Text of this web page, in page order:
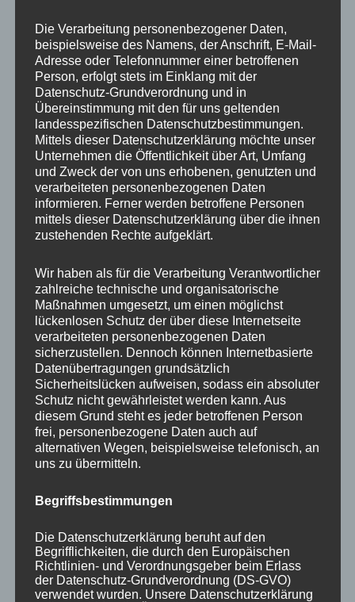
Besonders beeindruckend ist die Herdeweißes
Rotwild, die natürlich in dieser Form nicht
überall zu finden ist. Man ruhte bei meinem
Besuch, der Eindruck war dennoch
überwältigend.
Natürlich darf in einem Wildpark auch
Schwarzwildnicht fehlen und das tut es in
Eekholt auch nicht. Irgendwie hatte ich bei den
Wildschweinen nicht so die Geduld, sonst
wären sicher noch schönere Bilder zu Stande
gekommen.
Die Verarbeitung personenbezogener Daten,
beispielsweise des Namens, der Anschrift, E-Mail-
Adresse oder Telefonnummer einer betroffenen
Person, erfolgt stets im Einklang mit der
Datenschutz-Grundverordnung und in
Übereinstimmung mit den für uns geltenden
landesspezifischen Datenschutzbestimmungen.
Mittels dieser Datenschutzerklärung möchte unser
Unternehmen die Öffentlichkeit über Art, Umfang
und Zweck der von uns erhobenen, genutzten und
verarbeiteten personenbezogenen Daten
informieren. Ferner werden betroffene Personen
mittels dieser Datenschutzerklärung über die ihnen
zustehenden Rechte aufgeklärt.
Wir haben als für die Verarbeitung Verantwortlicher
zahlreiche technische und organisatorische
Maßnahmen umgesetzt, um einen möglichst
lückenlosen Schutz der über diese Internetseite
verarbeiteten personenbezogenen Daten
sicherzustellen. Dennoch können Internetbasierte
Datenübertragungen grundsätzlich
Sicherheitslücken aufweisen, sodass ein absoluter
Schutz nicht gewährleistet werden kann. Aus
diesem Grund steht es jeder betroffenen Person
frei, personenbezogene Daten auch auf
alternativen Wegen, beispielsweise telefonisch, an
uns zu übermitteln.
Begriffsbestimmungen
Die Datenschutzerklärung beruht auf den
Begrifflichkeiten, die durch den Europäischen
Richtlinien- und Verordnungsgeber beim Erlass
der Datenschutz-Grundverordnung (DS-GVO)
verwendet wurden. Unsere Datenschutzerklärung